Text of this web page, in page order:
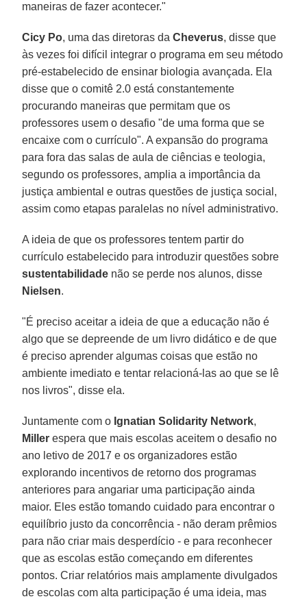
maneiras de fazer acontecer."
Cicy Po, uma das diretoras daCheverus, disse que
às vezes foi difícil integrar o programa em seu método
pré-estabelecido de ensinar biologia avançada. Ela
disse que o comitê 2.0 está constantemente
procurando maneiras que permitam que os
professores usem o desafio "de uma forma que se
encaixe com o currículo". A expansão do programa
para fora das salas de aula de ciências e teologia,
segundo os professores, amplia a importância da
justiça ambiental e outras questões de justiça social,
assim como etapas paralelas no nível administrativo.
A ideia de que os professores tentem partir do
currículo estabelecido para introduzir questões sobre
sustentabilidade não se perde nos alunos, disse
Nielsen.
"É preciso aceitar a ideia de que a educação não é
algo que se depreende de um livro didático e de que
é preciso aprender algumas coisas que estão no
ambiente imediato e tentar relacioná-las ao que se lê
nos livros", disse ela.
Juntamente com o Ignatian Solidarity Network,
Miller espera que mais escolas aceitem o desafio no
ano letivo de 2017 e os organizadores estão
explorando incentivos de retorno dos programas
anteriores para angariar uma participação ainda
maior. Eles estão tomando cuidado para encontrar o
equilíbrio justo da concorrência - não deram prêmios
para não criar mais desperdício - e para reconhecer
que as escolas estão começando em diferentes
pontos. Criar relatórios mais amplamente divulgados
de escolas com alta participação é uma ideia, mas